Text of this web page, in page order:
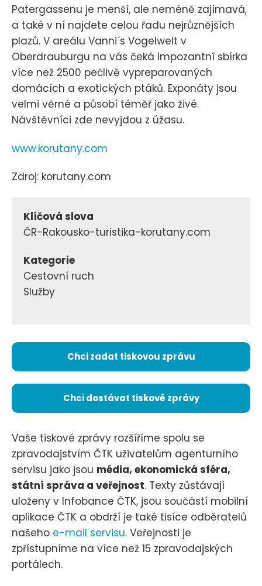
Patergassenu je menší, ale neméně zajímavá,
a také v ní najdete celou řadu nejrůznějších
plazů. V areálu Vanni´s Vogelwelt v
Oberdrauburgu na vás čeká impozantní sbírka
více než 2500 pečlivě vypreparovaných
domácích a exotických ptáků. Exponáty jsou
velmi věrné a působí téměř jako živé.
Návštěvníci zde nevyjdou z úžasu.
www.korutany.com
Zdroj: korutany.com
Klíčová slova
ČR-Rakousko-turistika-korutany.com
Kategorie
Cestovní ruch
Služby
Chci zadat tiskovou zprávu
Chci dostávat tiskové zprávy
Vaše tiskové zprávy rozšíříme spolu se
zpravodajstvím ČTK uživatelům agenturního
servisu jako jsou média, ekonomická sféra,
státní správa a veřejnost. Texty zůstávají
uloženy v Infobance ČTK, jsou součástí mobilní
aplikace ČTK a obdrží je také tisíce odběratelů
našeho e-mail servisu. Veřejnosti je
zpřístupníme na více než 15 zpravodajských
portálech.